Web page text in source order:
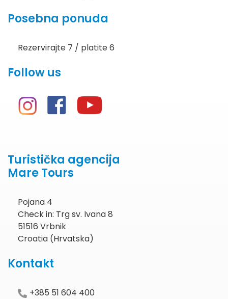
Posebna ponuda
Rezervirajte 7 / platite 6
Follow us
Turistička agencija
Mare Tours
Pojana 4
Check in: Trg sv. Ivana 8
51516 Vrbnik
Croatia (Hrvatska)
Kontakt
+385 51 604 400